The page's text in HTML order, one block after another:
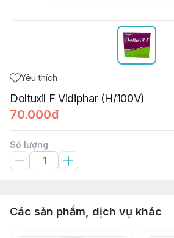
Yêu thích
Doltuxil F Vidiphar (H/100V)
70.000đ
Số lượng
Các sản phẩm, dịch vụ khác